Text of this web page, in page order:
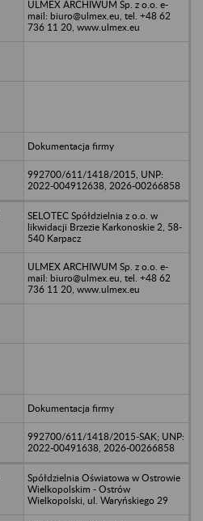
ULMEX ARCHIWUM Sp. z o.o. e-
mail: biuro@ulmex.eu, tel. +48 62
736 11 20, www.ulmex.eu
Dokumentacja firmy
992700/611/1418/2015, UNP:
2022-004912638, 2026-00266858
SELOTEC Spółdzielnia z o.o. w
likwidacji Brzezie Karkonoskie 2, 58-
540 Karpacz
ULMEX ARCHIWUM Sp. z o.o. e-
mail: biuro@ulmex.eu, tel. +48 62
736 11 20, www.ulmex.eu
Dokumentacja firmy
992700/611/1418/2015-SAK; UNP:
2022-00491638, 2026-00266858
Spółdzielnia Oświatowa w Ostrowie
Wielkopolskim - Ostrów
Wielkopolski, ul. Waryńskiego 29